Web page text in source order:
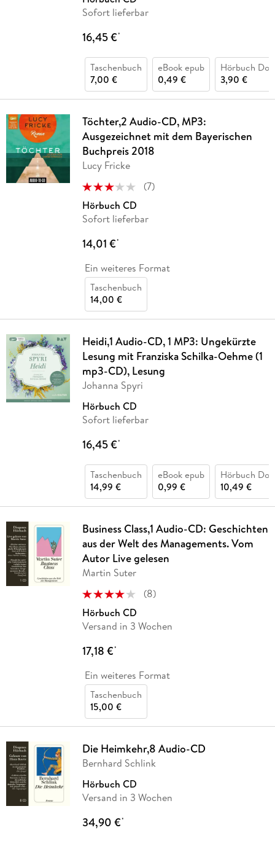
Sofort lieferbar
16,45 €*
Taschenbuch
7,00 €
eBook epub
0,49 €
Hörbuch
3,90 €
Töchter,2 Audio-CD, MP3:
Ausgezeichnet mit dem Bayerischen
Buchpreis 2018
Lucy Fricke
(7)
Hörbuch CD
Sofort lieferbar
14,01 €*
Ein weiteres Format
Taschenbuch
14,00 €
Heidi,1 Audio-CD, 1 MP3: Ungekürzte
Lesung mit Franziska Schilka-Oehme (1
mp3-CD), Lesung
Johanna Spyri
Hörbuch CD
Sofort lieferbar
16,45 €*
Taschenbuch
14,99 €
eBook epub
0,99 €
Hörbuch
10,49 €
Business Class,1 Audio-CD: Geschichten
aus der Welt des Managements. Vom
Autor Live gelesen
Martin Suter
(8)
Hörbuch CD
Versand in 3 Wochen
17,18 €*
Ein weiteres Format
Taschenbuch
15,00 €
Die Heimkehr,8 Audio-CD
Bernhard Schlink
Hörbuch CD
Versand in 3 Wochen
34,90 €*